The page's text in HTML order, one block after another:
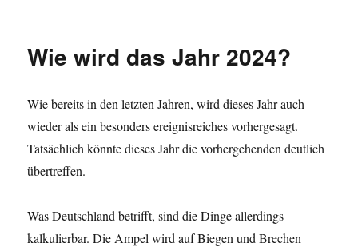
Wie wird das Jahr 2024?
Wie bereits in den letzten Jahren, wird dieses Jahr auch
wieder als ein besonders ereignisreiches vorhergesagt.
Tatsächlich könnte dieses Jahr die vorhergehenden deutlich
übertreffen.
Was Deutschland betrifft, sind die Dinge allerdings
kalkulierbar. Die Ampel wird auf Biegen und Brechen